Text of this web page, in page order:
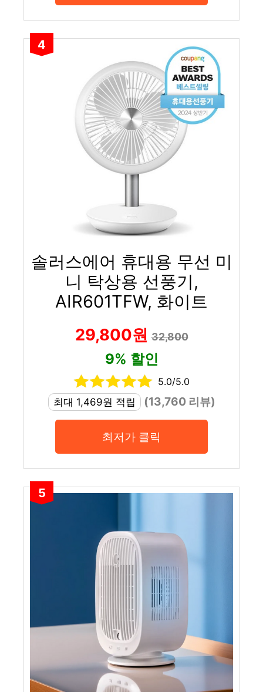
4
솔러스에어 휴대용 무선 미
니 탁상용 선풍기,
AIR601TFW, 화이트
29,800원32,800
9% 할인
5.0/5.0
최대 1,469원 적립
(13,760 리뷰)
최저가 클릭
5